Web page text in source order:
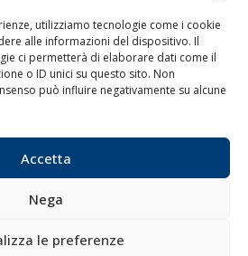
utilizziamo tecnologie come i cookie
alle informazioni del dispositivo. Il
ci permetterà di elaborare dati come il
o ID unici su questo sito. Non
può influire negativamente su alcune
Accetta
Nega
le preferenze
Shipping
Interporti
Trasporti
Sostenibilità
di Navigazione
Blue economy
Chi siamo